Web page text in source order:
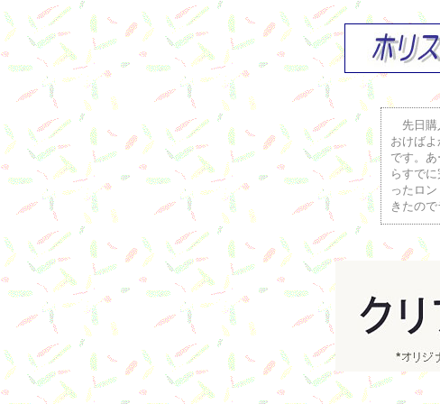
先日購
おけば
です。
らすで
ったロ
きたの